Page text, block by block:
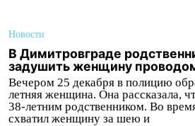
Новости
В Димитровграде
задушить женщину
Вечером 25 декабря в полицию
летняя женщина. Она рассказала,
38-летним родственником. Во
схватил женщину за шею и